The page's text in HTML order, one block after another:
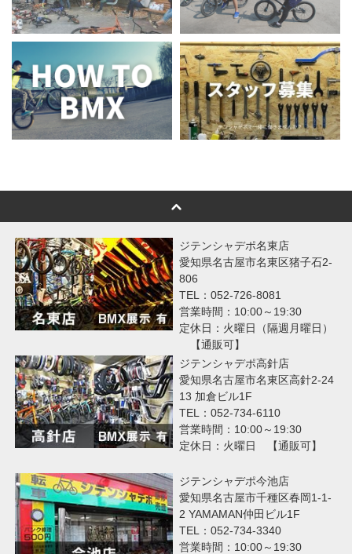
ジテンシャデポ名東店
愛知県名古屋市名東区猪子石2-
806
TEL：052-726-8081
営業時間：10:00～19:30
定休日：火曜日（隔週月曜日）
【通販可】
ジテンシャデポ高針店
愛知県名古屋市名東区高針2-24
13 加倉ビル1F
TEL：052-734-6110
営業時間：10:00～19:30
定休日：火曜日 【通販可】
ジテンシャデポ今池店
愛知県名古屋市千種区春岡1-1-
2 YAMAMAN仲田ビル1F
TEL：052-734-3340
営業時間：10:00～19:30